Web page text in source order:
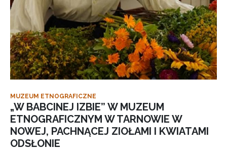
MUZEUM ETNOGRAFICZNE
„W BABCINEJ IZBIE” W MUZEUM
ETNOGRAFICZNYM W TARNOWIE W
NOWEJ, PACHNĄCEJ ZIOŁAMI I KWIATAMI
ODSŁONIE